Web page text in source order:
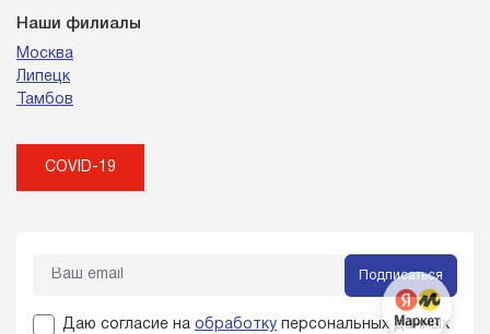
Наши филиалы
Москва
Липецк
Тамбов
COVID-19
Подписаться
Даю согласие на обработку персональных данных